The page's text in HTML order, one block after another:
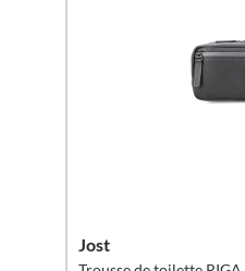
Jost